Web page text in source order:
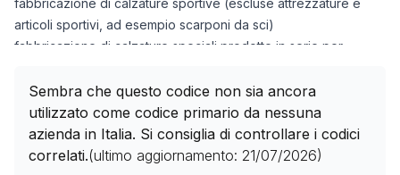
fabbricazione di calzature sportive (escluse attrezzature e
articoli sportivi, ad esempio scarponi da sci)
fabbricazione di calzature speciali prodotte in serie per
fabbricazione di stivali o calzature contenenti parti in pelliccia
fabbricazione di parti in gomma, legno o plastica di calzature
Sembra che questo codice non sia ancora
utilizzato come codice primario da nessuna
azienda in Italia. Si consiglia di controllare i codici
correlati.(ultimo aggiornamento: 21/07/2026)